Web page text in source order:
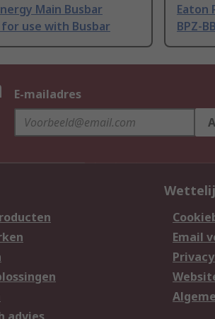
Main Busbar
use with Busbar
Eaton
BPZ-
E-mailadres
Email